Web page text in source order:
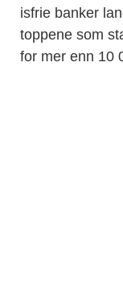
isfrie banker
toppene som
for mer enn 10